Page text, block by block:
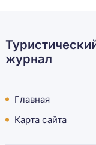
журнал
Главная
Карта сайта